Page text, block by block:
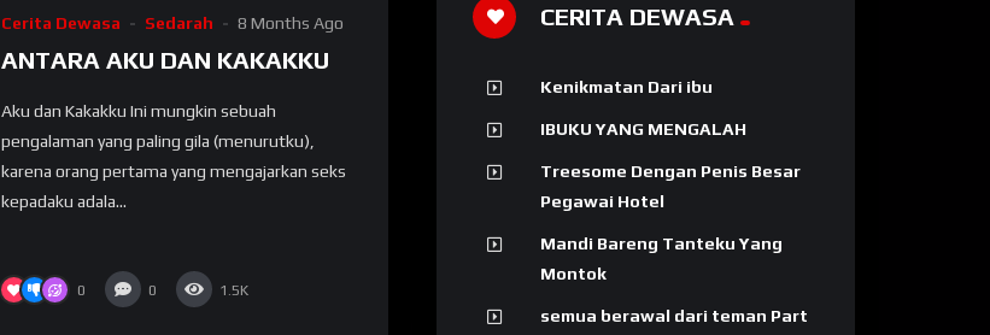
Cerita Dewasa Sedarah 8 Months Ago
ANTARA AKU DAN KAKAKKU
Aku dan Kakakku Ini mungkin sebuah
pengalaman yang paling gila (menurutku),
karena orang pertama yang mengajarkan seks
kepadaku adala...
0 0 1.5K
CERITA DEWASA
Kenikmatan Dari ibu
IBUKU YANG MENGALAH
Treesome Dengan Penis Besar
Pegawai Hotel
Mandi Bareng Tanteku Yang
Montok
semua berawal dari teman Part